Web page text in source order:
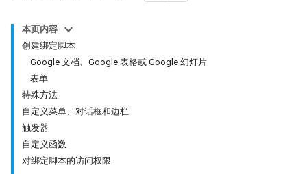
本页内容
创建绑定脚本
Google 文档、Google 表格或 Google 幻灯片
表单
特殊方法
自定义菜单、对话框和边栏
触发器
自定义函数
对绑定脚本的访问权限